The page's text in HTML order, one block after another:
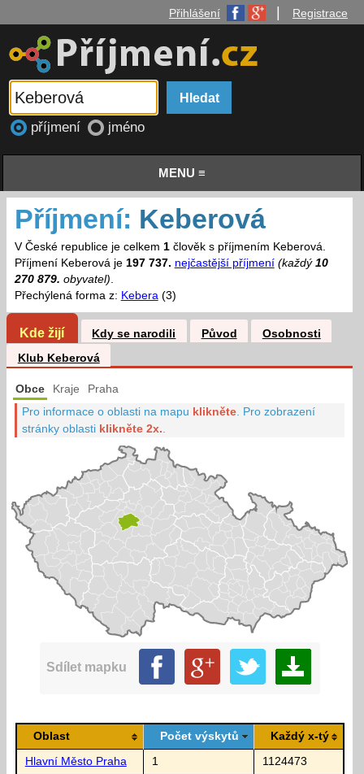
Přihlášení Registrace
příjmení jméno
MENU ≡
Příjmení: Keberová
V České republice je celkem 1člověk s příjmením Keberová.
Příjmení Keberová je 197 737. nejčastější příjmení (každý 10
270 879. obyvatel).
Přechýlená forma z: Kebera(3)
Kde žijí Kdy se narodili Původ
Osobnosti
Klub Keberová
Obce Kraje Praha
Pro informace o oblasti na mapu klikněte Pro zobrazení
stránky oblasti klikněte 2x.
Sdílet mapku
Oblast Počet výskytů Každý x-tý
Hlavní Město Praha 1 1124473